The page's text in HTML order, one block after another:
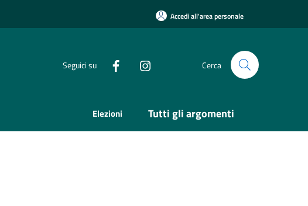
Accedi all'area personale
Seguici su Cerca
Elezioni Tutti gli argomenti